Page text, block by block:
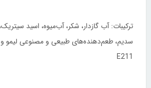
ترکیبات: آب گازدار، شکر، آب‌میوه، اسید
سدیم، طعم‌دهنده‌های طبیعی و مصنوعی لیمو و
E211